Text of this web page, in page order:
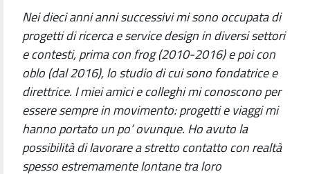
Nei dieci anni anni successivi mi sono occupata di
progetti di ricerca e service design in diversi settori
e contesti, prima con frog (2010-2016) e poi con
oblo (dal 2016), lo studio di cui sono fondatrice e
direttrice. I miei amici e colleghi mi conoscono per
essere sempre in movimento: progetti e viaggi mi
hanno portato un po’ ovunque. Ho avuto la
possibilità di lavorare a stretto contatto con realtà
spesso estremamente lontane tra loro